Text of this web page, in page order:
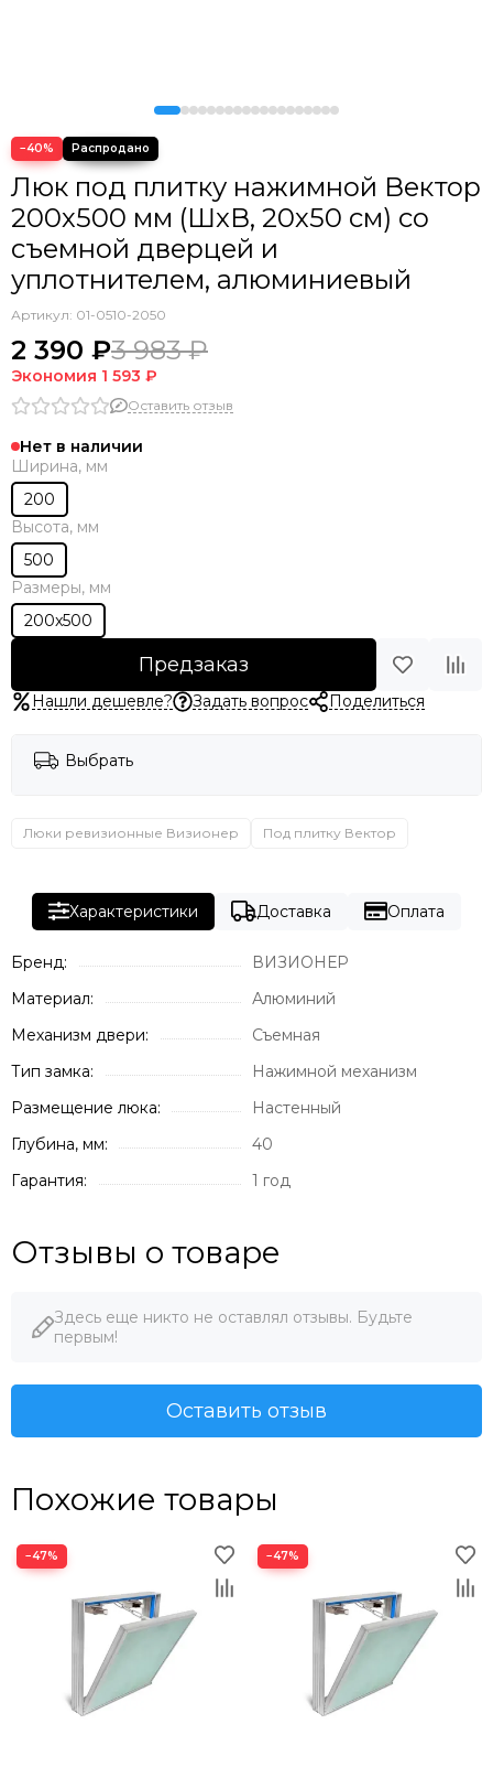
−40%
Люк под плитку нажимной Вектор
200х500 мм (ШxВ, 20х50 см) со
съемной дверцей и
уплотнителем, алюминиевый
Артикул: 01-0510-2050
2 390 ₽3 983 ₽
Экономия 1 593 ₽
Оставить отзыв
Нет в наличии
Ширина, мм
200
Высота, мм
500
Размеры, мм
200x500
Предзаказ
Нашли дешевле? Задать вопрос Поделиться
Выбрать
Люки ревизионные Визионер Под плитку Вектор
Характеристики Доставка Оплата
Бренд:
ВИЗИОНЕР
Материал:
Алюминий
Механизм двери:
Съемная
Тип замка:
Нажимной механизм
Размещение люка:
Настенный
Глубина, мм:
40
Гарантия:
1 год
Отзывы о товаре
Здесь еще никто не оставлял отзывы. Будьте
первым!
Оставить отзыв
Похожие товары
−47% −47%